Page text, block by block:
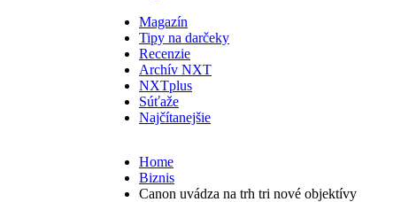
Magazín
Tipy na darčeky
Recenzie
Archív NXT
NXTplus
Súťaže
Najčítanejšie
Home
Biznis
Canon uvádza na trh tri nové objektívy